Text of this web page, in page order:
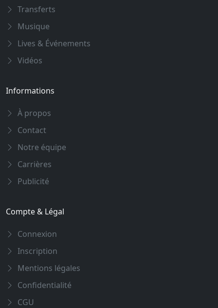
Transferts
Musique
Lives & Événements
Vidéos
Informations
À propos
Contact
Notre équipe
Carrières
Publicité
Compte & Légal
Connexion
Inscription
Mentions légales
Confidentialité
CGU